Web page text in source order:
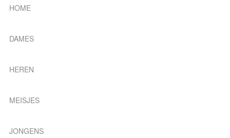
HOME
DAMES
HEREN
MEISJES
JONGENS